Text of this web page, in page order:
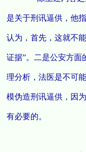
是关于刑讯逼供，他
认为，首先，这就不
证据”。二是公安方面
理分析，法医是不可
模伪造刑讯逼供，因
有必要的。